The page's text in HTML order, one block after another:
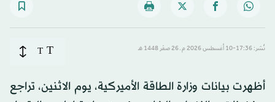
نُشر: 17:36-10 أغسطس 2026 م ـ 26 صفَر 1448 هـ T
T
أظهرت بيانات وزارة الطاقة الأميركية، يوم الاثنين، تراجع